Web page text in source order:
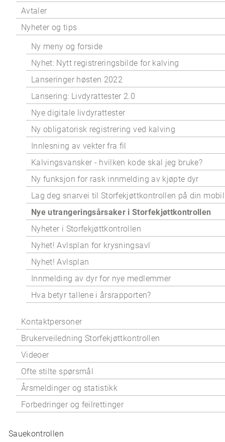
Avtaler
Nyheter og tips
Ny meny og forside
Nyhet: Nytt registreringsbilde for kalving
Lanseringer høsten 2022
Lansering: Livdyrattester 2.0
Nye digitale livdyrattester
Ny obligatorisk registrering ved kalving
Innlesning av vekter fra fil
Kalvingsvansker - hvilken kode skal jeg bruke?
Ny funksjon for rask innmelding av kjøpte dyr
Lag deg snarvei til Storfekjøttkontrollen på din mobil
Nye utrangeringsårsaker i Storfekjøttkontrollen
Nyheter i Storfekjøttkontrollen
Nyhet! Avlsplan for krysningsavl
Nyhet! Avlsplan
Innmelding av dyr for nye medlemmer
Hva betyr tallene i årsrapporten?
Kontaktpersoner
Brukerveiledning Storfekjøttkontrollen
Videoer
Ofte stilte spørsmål
Årsmeldinger og statistikk
Forbedringer og feilrettinger
Sauekontrollen